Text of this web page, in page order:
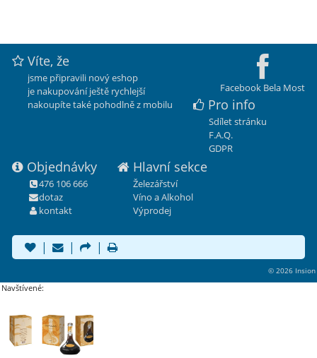
Facebook Bela Most
Víte, že
jsme připravili nový eshop
je nakupování ještě rychlejší
nakoupíte také pohodlně z mobilu
Pro info
Sdílet stránku
F.A.Q.
GDPR
Objednávky
476 106 666
dotaz
kontakt
Hlavní sekce
Železářství
Víno a Alkohol
Výprodej
| | |
© 2026 Insion
Navštívené: